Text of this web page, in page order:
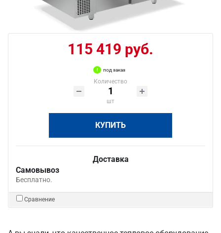
115 419 руб.
под заказ
Количество
шт
КУПИТЬ
Доставка
Самовывоз
Бесплатно.
Сравнение